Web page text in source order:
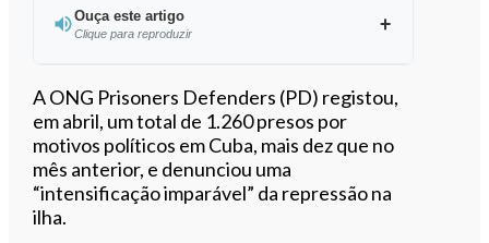
Ouça este artigo
Clique para reproduzir
Ouvir este artigo
A ONG Prisoners Defenders (PD) registou,
em abril, um total de 1.260 presos por
motivos políticos em Cuba, mais dez que no
mês anterior, e denunciou uma
“intensificação imparável” da repressão na
ilha.